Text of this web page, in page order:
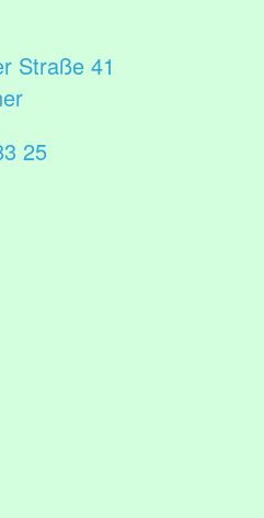
Straße 41
25